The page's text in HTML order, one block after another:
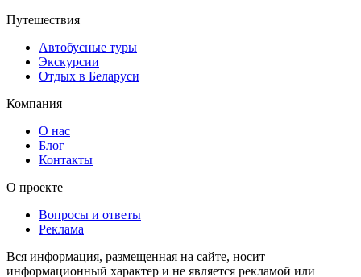
Путешествия
Автобусные туры
Экскурсии
Отдых в Беларуси
Компания
О нас
Блог
Контакты
О проекте
Вопросы и ответы
Реклама
Вся информация, размещенная на сайте, носит
информационный характер и не является рекламой или